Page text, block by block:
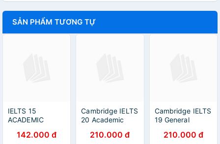
SẢN PHẨM TƯƠNG TỰ
IELTS 15
ACADEMIC
142.000 đ
Cambridge IELTS
20 Academic
210.000 đ
Cambridge IELTS
19 General
210.000 đ